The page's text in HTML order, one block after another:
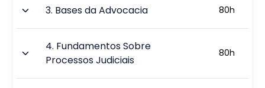
3. Bases da Advocacia 80h
4. Fundamentos Sobre
Processos Judiciais
80h